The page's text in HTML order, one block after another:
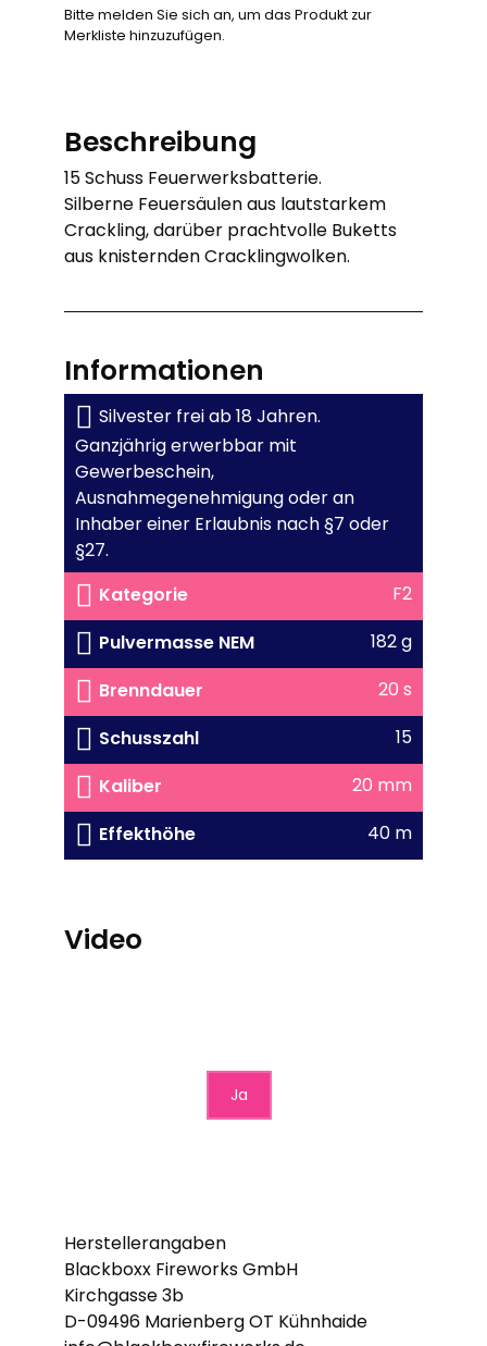
Bitte melden Sie sich an, um das Produkt zur
Merkliste hinzuzufügen.
Beschreibung
15 Schuss Feuerwerksbatterie.
Silberne Feuersäulen aus lautstarkem
Crackling, darüber prachtvolle Buketts
aus knisternden Cracklingwolken.
Informationen
Silvester frei ab 18 Jahren.
Ganzjährig erwerbbar mit
Gewerbeschein,
Ausnahmegenehmigung oder an
Inhaber einer Erlaubnis nach §7 oder
§27.
Kategorie
F2
Pulvermasse NEM
182 g
Brenndauer
20 s
Schusszahl
15
Kaliber
20 mm
Effekthöhe
40 m
Video
Ja
Herstellerangaben
Blackboxx Fireworks GmbH
Kirchgasse 3b
D-09496 Marienberg OT Kühnhaide